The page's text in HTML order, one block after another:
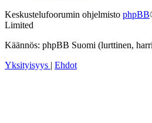
Keskustelufoorumin ohjelmisto phpBB
Limited
Käännös: phpBB Suomi (lurttinen,
Yksityisyys | Ehdot